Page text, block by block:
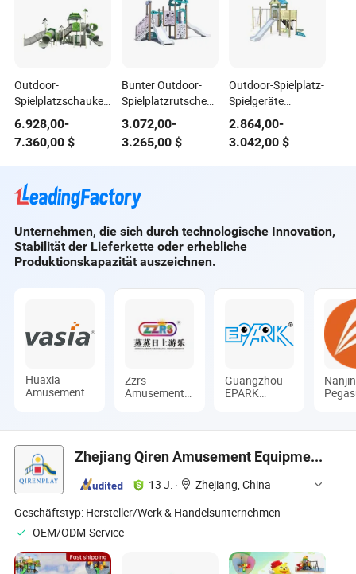
Outdoor-
Spielplatzschaukelsets
und Rutsche für
Kinder, PE-Platte,
Kunststoffspielzeug
Parks,
Freizeitgeräte für
Kinder in Resorts
6.928,00-
7.360,00 $
Bunter Outdoor-
Spielplatzrutschen-
Set für den Spaß
der Kinder
3.072,00-
3.265,00$
Outdoor-Spielplatz-
Spielgeräte
Kunststoff-
Rutsche-Set für
Kinder, großes
2.864,00-
3.042,00$
Unternehmen, die sich durch technologische Innovation,
Stabilität der Lieferkette oder erhebliche
Produktionskapazität auszeichnen.
Huaxia
Amusement
Zzrs
Amusement
Guangzhou
EPARK
Co., Ltd.
Co.,
Zhejiang Qiren Amusement Equipment Co., Ltd
13 J. ·
Zhejiang, China
Geschäftstyp: Hersteller/Werk & Handelsunternehmen
OEM/ODM-Service